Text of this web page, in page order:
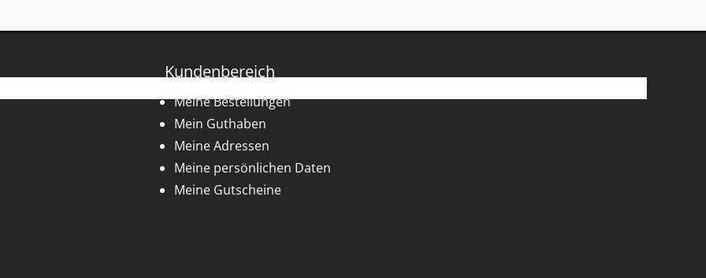
Kundenbereich
Meine Bestellungen
Mein Guthaben
Meine Adressen
Meine persönlichen Daten
Meine Gutscheine